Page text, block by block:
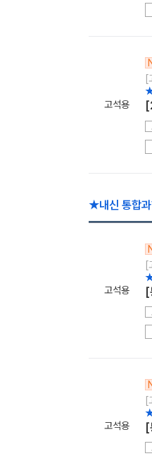
고석용
[
★
★내신 통합과
고석용
[
★
[
고석용
[
★
[